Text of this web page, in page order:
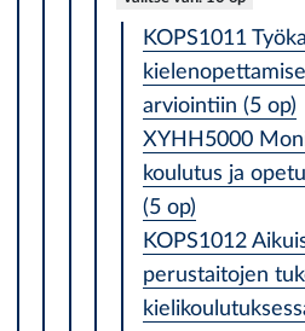
KOPS1011
arviointiin (5 op)
XYHH5000
koulutus ja
(5 op)
KOPS1012
perustaitojen